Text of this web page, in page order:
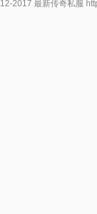
2017最新传奇私服